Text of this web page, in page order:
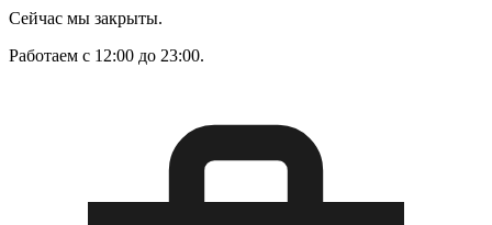
Сейчас мы закрыты.
Работаем с 12:00 до 23:00.